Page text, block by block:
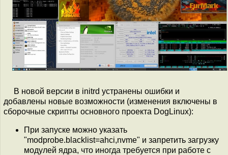
В новой версии в initrd устранены ошибки и
добавлены новые возможности (изменения включены в
сборочные скрипты основного проекта DogLinux):
При запуске можно указать
"modprobe.blacklist=ahci,nvme" и запретить загрузку
модулей ядра, что иногда требуется при работе с